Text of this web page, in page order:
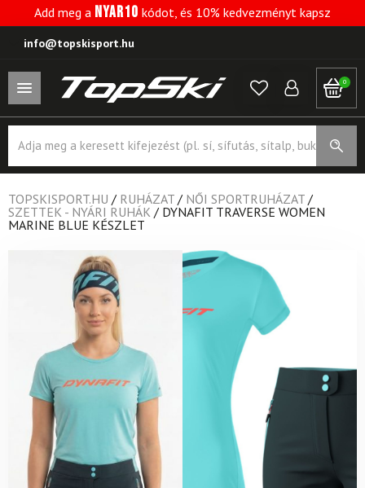
Add meg a NYAR10 kódot, és 10% kedvezményt kapsz
info@topskisport.hu
0
search
TOPSKISPORT.HU / RUHÁZAT / NŐI SPORTRUHÁZAT /
SZETTEK - NYÁRI RUHÁK / DYNAFIT TRAVERSE WOMEN
MARINE BLUE KÉSZLET